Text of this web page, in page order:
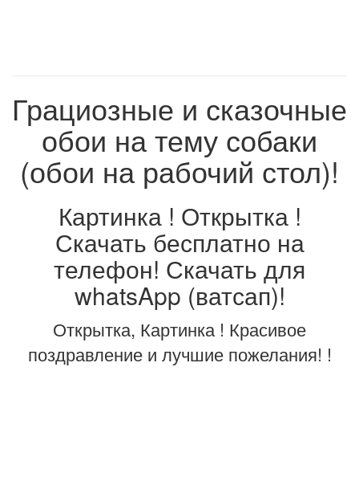
Грациозные и сказочные
обои на тему собаки
(обои на рабочий стол)!
Картинка ! Открытка !
Скачать бесплатно на
телефон! Скачать для
whatsApp (ватсап)!
Открытка, Картинка ! Красивое
поздравление и лучшие пожелания! !